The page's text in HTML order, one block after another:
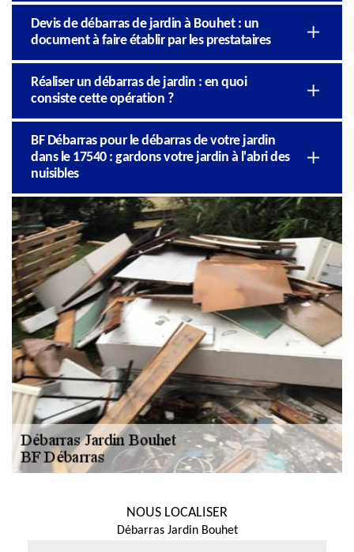
Devis de débarras de jardin à Bouhet : un
document à faire établir par les prestataires
Réaliser un débarras de jardin : en quoi
consiste cette opération ?
BF Débarras pour le débarras de votre jardin
dans le 17540 : gardons votre jardin à l'abri des
nuisibles
NOUS LOCALISER
Débarras Jardin Bouhet